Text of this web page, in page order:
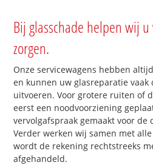
Bij glasschade helpen wij
zorgen.
Onze servicewagens hebben
en kunnen uw glasreparatie vaak
uitvoeren. Voor grotere ruiten of
eerst een noodvoorziening
vervolgafspraak gemaakt voor
Verder werken wij samen met
wordt de rekening rechtstreeks
afgehandeld.